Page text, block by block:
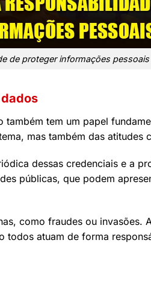
de proteger informações pessoais
tem um papel
mas também das atitudes
dessas credenciais e a
públicas, que podem
como fraudes ou invasões.
atuam de forma